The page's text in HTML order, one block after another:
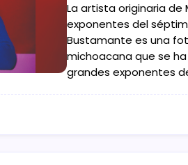
La artista originaria de
exponentes del
Bustamante es una
michoacana que se
grandes exponentes